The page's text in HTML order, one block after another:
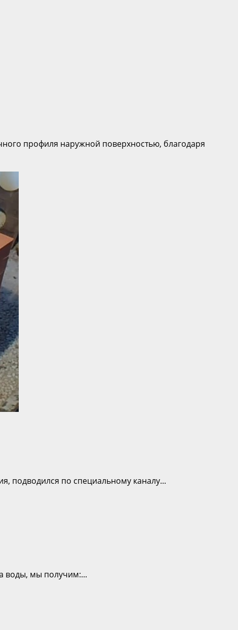
профиля наружной поверхностью, благодаря
подводился по специальному каналу...
воды, мы получим:...